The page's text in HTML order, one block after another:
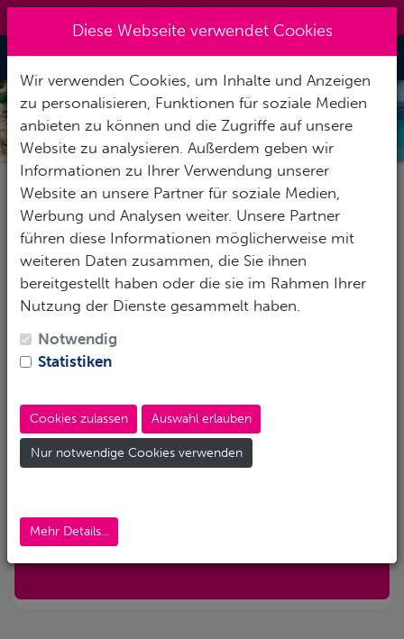
Toggle
SARDINIEN
Pauschalereise Hotel Tauchbasis
Reise-Zeitraum
1 Erwachsene
Abreise-Flughafen
Abreise-Flughafen (Alternativ)
Nur mit Transfer
Diese Webseite verwendet Cookies
Wir verwenden Cookies, um Inhalte und Anzeigen
zu personalisieren, Funktionen für soziale Medien
anbieten zu können und die Zugriffe auf unsere
Website zu analysieren. Außerdem geben wir
Informationen zu Ihrer Verwendung unserer
Website an unsere Partner für soziale Medien,
Werbung und Analysen weiter. Unsere Partner
führen diese Informationen möglicherweise mit
weiteren Daten zusammen, die Sie ihnen
bereitgestellt haben oder die sie im Rahmen Ihrer
Nutzung der Dienste gesammelt haben.
Notwendig
Statistiken
Cookies zulassen Auswahl erlauben
Nur notwendige Cookies verwenden
Mehr Details...